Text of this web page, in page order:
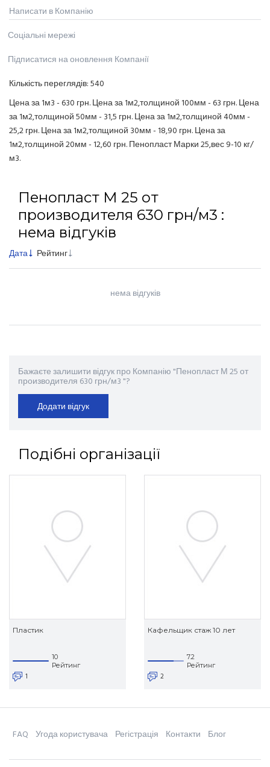
Написати в Компанію
Соціальні мережі
Підписатися на оновлення Компанії
Кількість переглядів:540
Цена за 1м3 - 630 грн. Цена за 1м2,толщиной 100мм - 63 грн. Цена
за 1м2,толщиной 50мм - 31,5 грн. Цена за 1м2,толщиной 40мм -
25,2 грн. Цена за 1м2,толщиной 30мм - 18,90 грн. Цена за
1м2,толщиной 20мм - 12,60 грн. Пенопласт Марки 25,вес 9-10 кг/
м3.
Пенопласт М 25 от
производителя 630 грн/м3 :
нема відгуків
Дата Рейтинг
нема відгуків
Бажаєте залишити відгук про Компанію "Пенопласт М 25 от
производителя 630 грн/м3 "?
Додати відгук
Подібні організації
Пластик
10
Рейтинг
1
Кафельщик стаж 10 лет
7.2
Рейтинг
2
FAQ Угода користувача Регістрація Контакти Блог